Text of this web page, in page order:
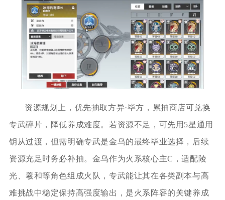
资源规划上，优先抽取方异·毕方，累抽商店可兑换
专武碎片，降低养成难度。若资源不足，可先用5星通用
钥从过渡，但需明确专武是金乌的最终毕业选择，后续
资源充足时务必补抽。金乌作为火系核心主C，适配陵
光、羲和等角色组成火队，专武能让其在各类副本与高
难挑战中稳定保持高强度输出，是火系阵容的关键养成